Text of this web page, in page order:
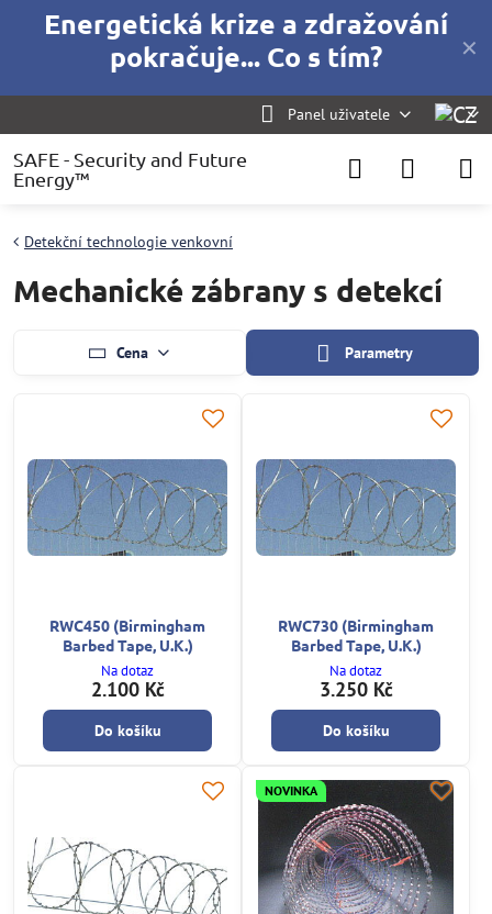
✕
Energetická krize a zdražování
pokračuje... Co s tím?
Panel uživatele
SAFE - Security and Future
Energy™
Detekční technologie venkovní
Mechanické zábrany s detekcí
Cena Parametry
RWC450 (Birmingham
Barbed Tape, U.K.)
Na dotaz
2.100 Kč
Do košíku
RWC730 (Birmingham
Barbed Tape, U.K.)
Na dotaz
3.250 Kč
Do košíku
NOVINKA